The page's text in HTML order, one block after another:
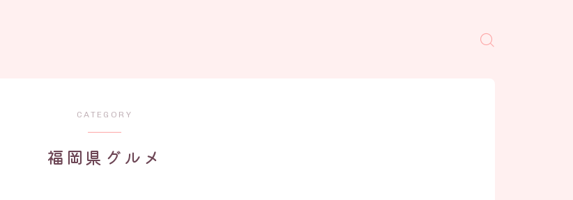
CATEGORY
福岡県グルメ